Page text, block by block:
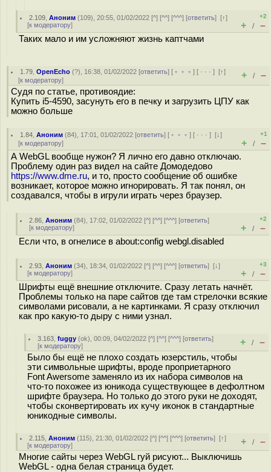
2.109 ,Аноним (109), 20:55, 01/02/2022 [^] [^^] [^^^] [ответить][↑]
[к модератору]
+2
+ / –
Таких мало и им усложняют жизнь каптчами
1.79 ,OpenEcho (?), 16:38, 01/02/2022 [ответить] [ ﹢﹢﹢] [ · · ·][↑]
[к модератору] + / –
Судя по статье, противоядие:
Купить i5-4590, засунуть его в печку и загрузить ЦПУ как
можно больше
1.84 ,Аноним (84), 17:01, 01/02/2022 [ответить] [ ﹢﹢﹢] [ · · ·][↓]
[к модератору]
+1
+ / –
А WebGL вообще нужон? Я лично его давно отключаю.
Проблему один раз видел на сайте Домодедово
https://www.dme.ru, и то, просто сообщение об ошибке
возникает, которое можно игнорировать. Я так понял, он
создавался, чтобы в игрули играть через браузер.
2.86 ,Аноним (84), 17:02, 01/02/2022 [^] [^^] [^^^] [ответить]
[к модератору]
+2
+ / –
Если что, в огнелисе в about:config webgl.disabled
2.93 ,Аноним (34), 18:34, 01/02/2022 [^] [^^] [^^^] [ответить][↓]
[к модератору]
+3
+ / –
Шрифты ещё внешние отключите. Сразу летать начнёт.
Проблемы только на паре сайтов где там стрелочки всякие
символами рисовали, а не картинками. Я сразу отключил
как про какую-то дыру с ними узнал.
3.163 ,fuggy (ok), 00:09, 04/02/2022 [^] [^^] [^^^] [ответить]
[к модератору] + / –
Было бы ещё не плохо создать юзерстиль, чтобы
эти символьные шрифты, вроде проприетарного
Font Awersome заменяло из их набора символов на
что-то похожее из юникода существующее в дефолтном
шрифте браузера. Но только до этого руки не доходят,
чтобы сконвертировать их кучу иконок в стандартные
юникодные символы.
2.115 ,Аноним (115), 21:30, 01/02/2022 [^] [^^] [^^^] [ответить][↑]
[к модератору] + / –
Многие сайты через WebGL гуй рисуют... Выключишь
WebGL - одна белая страница будет.